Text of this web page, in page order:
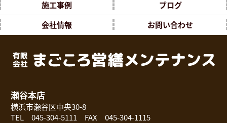
施工事例
ブログ
会社情報
お問い合わせ
瀬谷本店
横浜市瀬谷区中央30-8
TEL 045-304-5111 FAX 045-304-1115